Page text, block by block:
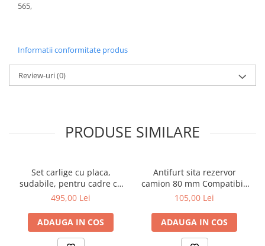
565,
Informatii conformitate produs
Review-uri(0)
PRODUSE SIMILARE
Set carlige cu placa,
sudabile, pentru cadre cu
schimbare rapida Euro-
495,00 Lei
ADAUGA IN COS
Antifurt sita rezervor
camion 80 mm Compatibil:
Man, Mercedes, Volvo, Daf,
105,00 Lei
ADAUGA IN COS